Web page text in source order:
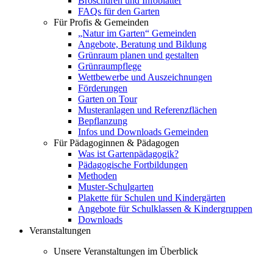
FAQs für den Garten
Für Profis & Gemeinden
„Natur im Garten“ Gemeinden
Angebote, Beratung und Bildung
Grünraum planen und gestalten
Grünraumpflege
Wettbewerbe und Auszeichnungen
Förderungen
Garten on Tour
Musteranlagen und Referenzflächen
Bepflanzung
Infos und Downloads Gemeinden
Für Pädagoginnen & Pädagogen
Was ist Gartenpädagogik?
Pädagogische Fortbildungen
Methoden
Muster-Schulgarten
Plakette für Schulen und Kindergärten
Angebote für Schulklassen & Kindergruppen
Downloads
Veranstaltungen
Unsere Veranstaltungen im Überblick